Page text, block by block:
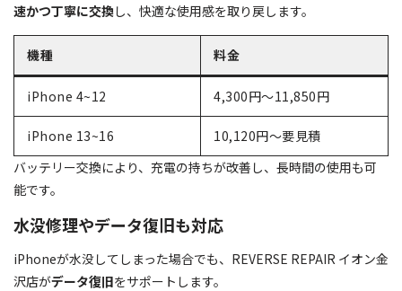
速かつ丁寧に交換し、快適な使用感を取り戻します。
機種 料金
iPhone 4~12 4,300円～11,850円
iPhone 13~16
10,120円～要見積
バッテリー交換により、充電の持ちが改善し、長時間の使用も可
能です。
水没修理やデータ復旧も対応
iPhoneが水没してしまった場合でも、REVERSE REPAIR イオン金
沢店がデータ復旧をサポートします。